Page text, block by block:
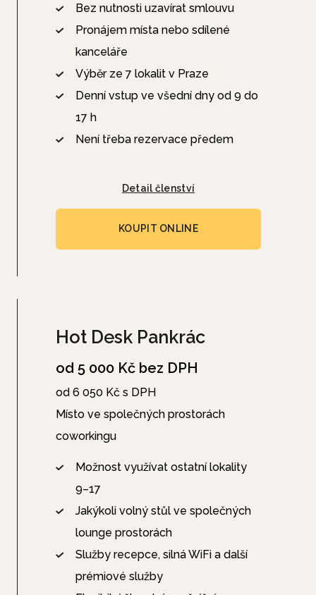
Bez nutnosti uzavírat smlouvu
Pronájem místa nebo sdílené
kanceláře
Výběr ze 7 lokalit v Praze
Denní vstup ve všední dny od 9 do
17 h
Není třeba rezervace předem
Detail členství
KOUPIT ONLINE
Hot Desk Pankrác
od 5 000 Kč bez DPH
od 6 050 Kč s DPH
Místo ve společných prostorách
coworkingu
Možnost využívat ostatní lokality
9–17
Jakýkoli volný stůl ve společných
lounge prostorách
Služby recepce, silná WiFi a další
prémiové služby